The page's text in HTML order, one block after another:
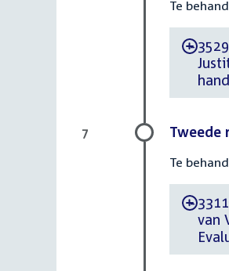
Te
-
Tweede
Te
-
van
7